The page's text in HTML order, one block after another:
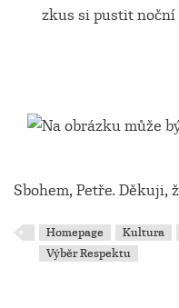
zkus si pustit
Sbohem, Petře. Děkuji,
Homepage Kultura
Výběr Respektu